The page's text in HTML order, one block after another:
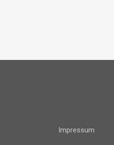
Impressum